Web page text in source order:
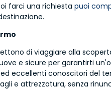
farci una richiesta puoi
di viaggiare alla
e sicure per garantirti
eccellenti conoscitori del
e attrezzatura, senza